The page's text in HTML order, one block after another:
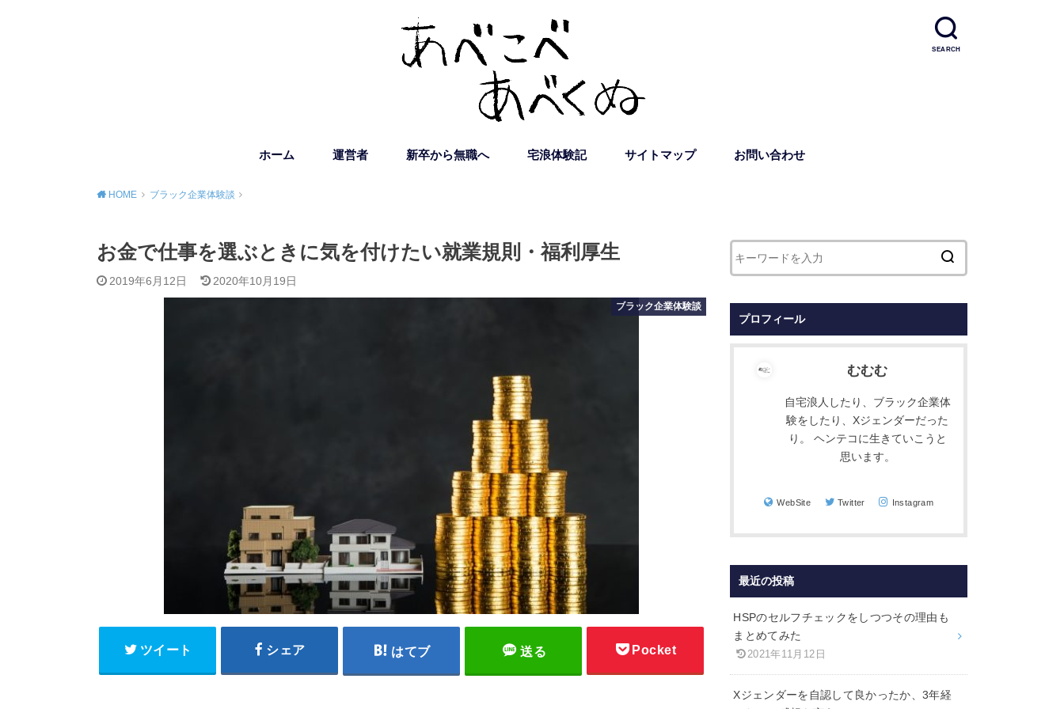
SEARCH
ホーム 運営者 新卒から無職へ 宅浪体験記 サイトマップ お問い合わせ
HOME ブラック企業体験談
お金で仕事を選ぶときに気を付けたい就業規則・福利厚生
2019年6月12日 2020年10月19日
ブラック企業体験談
ツイート シェア はてブ 送る Pocket
プロフィール
むむむ
自宅浪人したり、ブラック企業体
験をしたり、Xジェンダーだった
り。 ヘンテコに生きていこうと
思います。
WebSite Twitter Instagram
最近の投稿
HSPのセルフチェックをしつつその理由も
まとめてみた
2021年11月12日
Xジェンダーを自認して良かったか、3年経